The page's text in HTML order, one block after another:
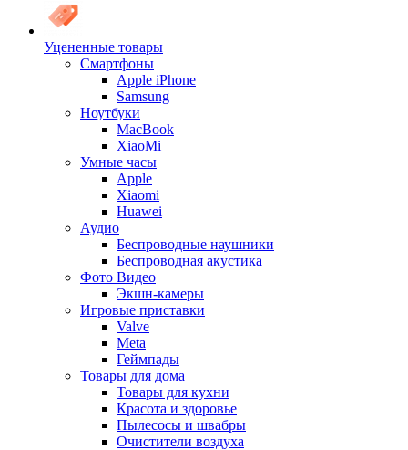
Уцененные товары
Cмартфоны
Apple iPhone
Samsung
Ноутбуки
MacBook
XiaoMi
Умные часы
Apple
Xiaomi
Huawei
Аудио
Беспроводные наушники
Беспроводная акустика
Фото Видео
Экшн-камеры
Игровые приставки
Valve
Meta
Геймпады
Товары для дома
Товары для кухни
Красота и здоровье
Пылесосы и швабры
Очистители воздуха